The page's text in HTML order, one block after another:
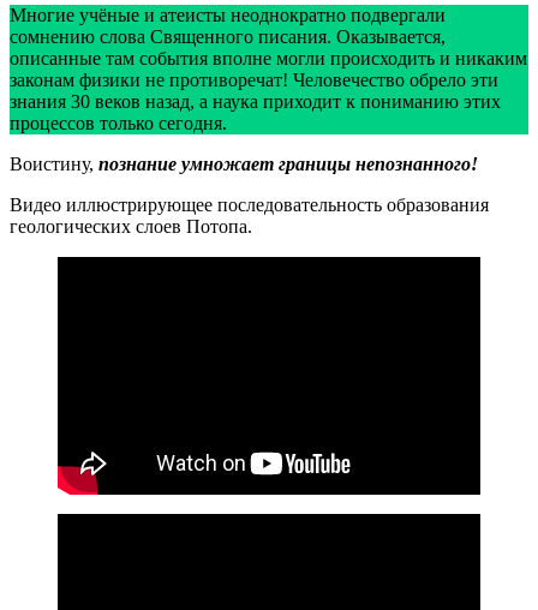
Многие учёные и атеисты неоднократно подвергали
сомнению слова Священного писания. Оказывается,
описанные там события вполне могли происходить и никаким
законам физики не противоречат! Человечество обрело эти
знания 30 веков назад, а наука приходит к пониманию этих
процессов только сегодня.
Воистину, познание умножает границы непознанного!
Видео иллюстрирующее последовательность образования
геологических слоев Потопа.